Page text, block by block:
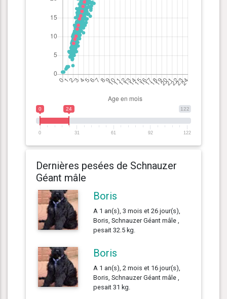
122
0 24
0 31 61 92 122
Dernières pesées de Schnauzer
Géant mâle
Boris
A 1 an(s), 3 mois et 26 jour(s),
Boris, Schnauzer Géant mâle ,
pesait 32.5 kg.
Boris
A 1 an(s), 2 mois et 16 jour(s),
Boris, Schnauzer Géant mâle ,
pesait 31 kg.